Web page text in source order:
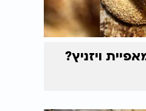
ויזניץ?